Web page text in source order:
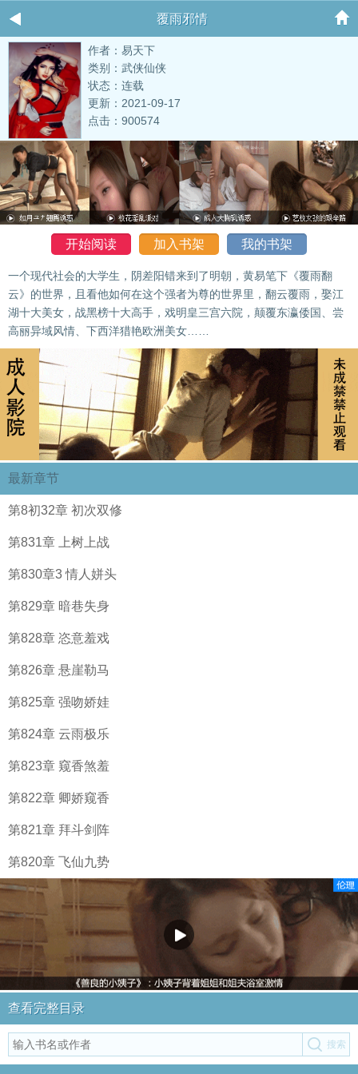
覆雨邪情
作者：易天下
类别：武侠仙侠
状态：连载
更新：2021-09-17
点击：900574
开始阅读 加入书架 我的书架
一个现代社会的大学生，阴差阳错来到了明朝，黄易笔下《覆雨翻
云》的世界，且看他如何在这个强者为尊的世界里，翻云覆雨，娶江
湖十大美女，战黑榜十大高手，戏明皇三宫六院，颠覆东瀛倭国、尝
高丽异域风情、下西洋猎艳欧洲美女……
最新章节
第8初32章 初次双修
第831章 上树上战
第830章3 情人姘头
第829章 暗巷失身
第828章 恣意羞戏
第826章 悬崖勒马
第825章 强吻娇娃
第824章 云雨极乐
第823章 窥香煞羞
第822章 卿娇窥香
第821章 拜斗剑阵
第820章 飞仙九势
查看完整目录